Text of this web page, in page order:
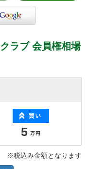
ラブ 会員権相場
5
※税込み金額となります